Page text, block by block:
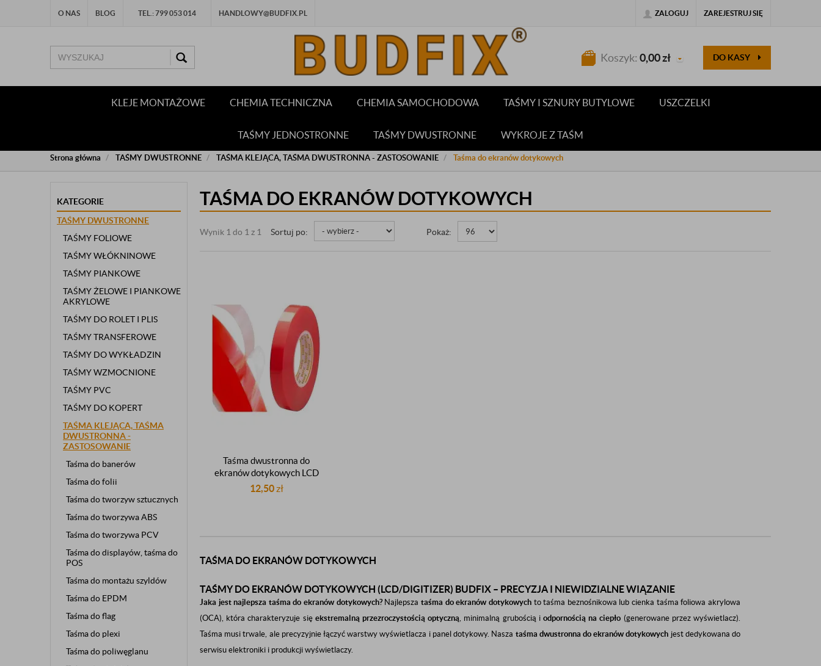
O NAS BLOG TEL.: 799 053 014 HANDLOWY@BUDFIX.PL ZALOGUJ ZAREJESTRUJ SIĘ
Koszyk: 0,00zł DO KASY
KLEJE MONTAŻOWE CHEMIA TECHNICZNA CHEMIA SAMOCHODOWA TAŚMY I SZNURY BUTYLOWE USZCZELKI
TAŚMY JEDNOSTRONNE TAŚMY DWUSTRONNE WYKROJE Z TAŚM
Strona główna TAŚMY DWUSTRONNE TAŚMA KLEJĄCA, TAŚMA DWUSTRONNA - ZASTOSOWANIE Taśma do ekranów dotykowych
KATEGORIE
TAŚMY DWUSTRONNE
TAŚMY FOLIOWE
TAŚMY WŁÓKNINOWE
TAŚMY PIANKOWE
TAŚMY ŻELOWE I PIANKOWE
AKRYLOWE
TAŚMY DO ROLET I PLIS
TAŚMY TRANSFEROWE
TAŚMY DO WYKŁADZIN
TAŚMY WZMOCNIONE
TAŚMY PVC
TAŚMY DO KOPERT
TAŚMA KLEJĄCA, TAŚMA
DWUSTRONNA -
ZASTOSOWANIE
Taśma do banerów
Taśma do folii
Taśma do tworzyw sztucznych
Taśma do tworzywa ABS
Taśma do tworzywa PCV
Taśma do displayów, taśma do
POS
Taśma do montażu szyldów
Taśma do EPDM
Taśma do flag
Taśma do plexi
Taśma do poliwęglanu
TAŚMA DO EKRANÓW DOTYKOWYCH
Wynik 1 do 1 z 1 Sortuj po: Pokaż:
Taśma dwustronna do
ekranów dotykowych LCD
montażowa samoprzylepna
12,50zł
TAŚMA DO EKRANÓW DOTYKOWYCH
TAŚMY DO EKRANÓW DOTYKOWYCH (LCD/DIGITIZER) BUDFIX – PRECYZJA I NIEWIDZIALNE WIĄZANIE
Jaka jest najlepsza taśma do ekranów dotykowych?Najlepszataśma do ekranów dotykowychto taśma beznośnikowa lub cienka taśma foliowa akrylowa
(OCA), która charakteryzuje się ekstremalną przezroczystością optyczną, minimalną grubością i odpornością na ciepło (generowane przez wyświetlacz).
Taśma musi trwale, ale precyzyjnie łączyć warstwy wyświetlacza i panel dotykowy. Nasza taśma dwustronna do ekranów dotykowych jest dedykowana do
serwisu elektroniki i produkcji wyświetlaczy.